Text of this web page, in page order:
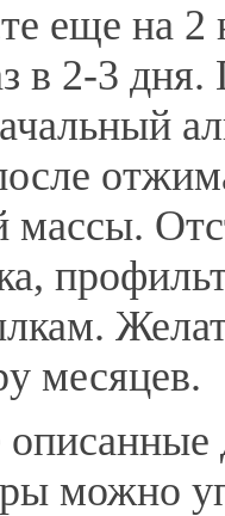
еще на 2
в 2-3
массы.
месяцев.
можно